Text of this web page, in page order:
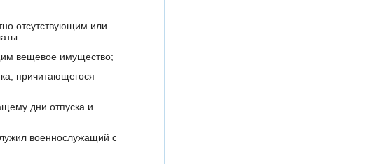
отсутствующим или
вещевое имущество;
причитающегося
дни отпуска и
военнослужащий с